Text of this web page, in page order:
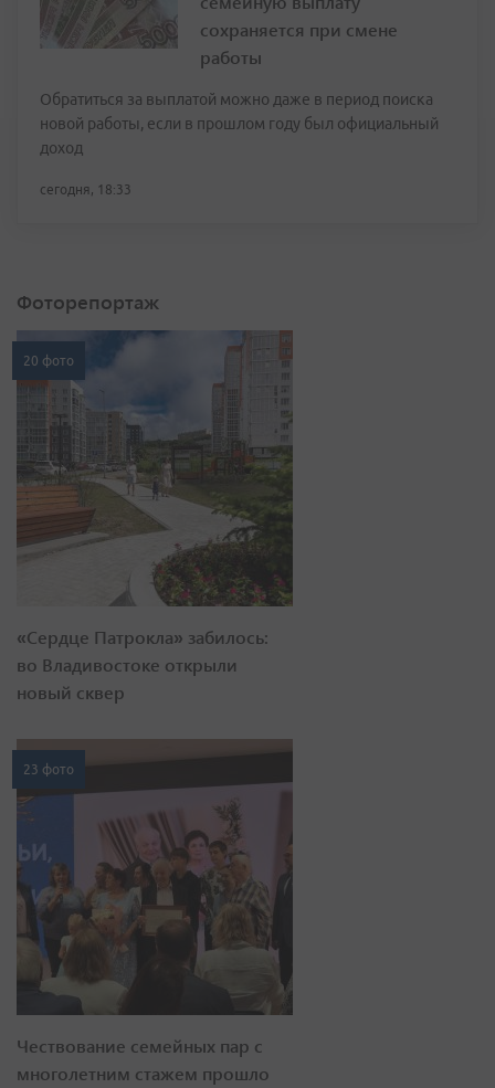
сохраняется при смене
работы
Обратиться за выплатой можно даже в период поиска
новой работы, если в прошлом году был официальный
доход
сегодня, 18:33
Фоторепортаж
20 фото
«Сердце Патрокла» забилось:
во Владивостоке открыли
новый сквер
23 фото
Чествование семейных пар с
многолетним стажем прошло